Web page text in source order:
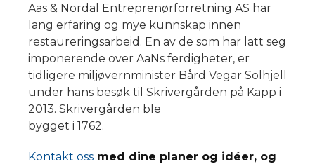
Aas & Nordal Entreprenørforretning AS har
lang erfaring og mye kunnskap innen
restaureringsarbeid. En av de som har latt seg
imponerende over AaNs ferdigheter, er
tidligere miljøvernminister Bård Vegar Solhjell
under hans besøk til Skrivergården på Kapp i
2013. Skrivergården ble
bygget i 1762.
Kontakt oss med dine planer og idéer, og